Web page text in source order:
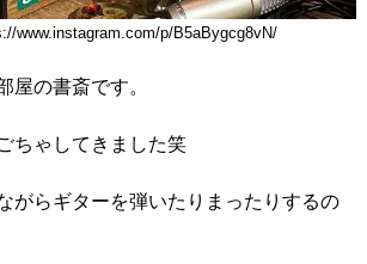
www.instagram.com/p/B5aBygcg8vN/
屋の書斎です。
ちゃしてきました笑
がらギターを弾いたりまったりするの